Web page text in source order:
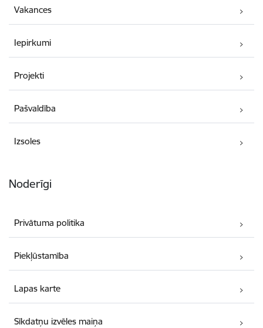
Vakances
Iepirkumi
Projekti
Pašvaldība
Izsoles
Noderīgi
Privātuma politika
Piekļūstamība
Lapas karte
Sīkdatņu izvēles maiņa